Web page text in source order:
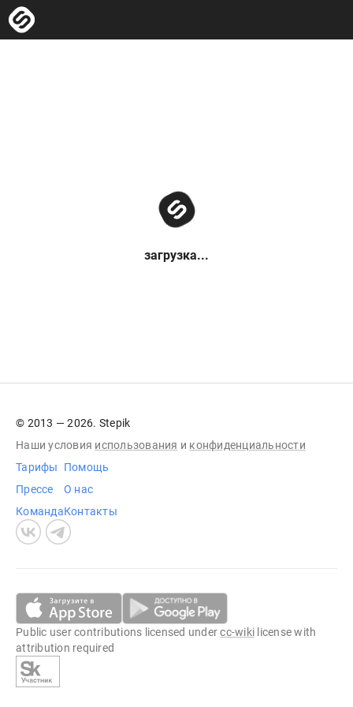
загрузка...
© 2013 — 2026. Stepik
Наши условия использования и конфиденциальности
Тарифы
Прессе
Команда
Помощь
О нас
Контакты
Public user contributions licensed undercc-wiki license with
attribution required